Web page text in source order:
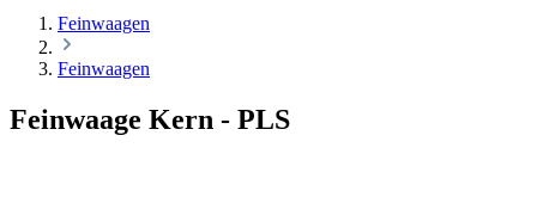
Feinwaagen
Feinwaagen
Feinwaage Kern - PLS